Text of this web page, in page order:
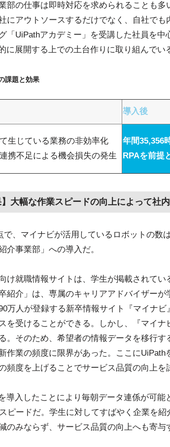
部の仕事は即時対応を求められることも
にアウトソースするだけでなく、自社でも
「UiPathアカデミー」を受講した社員を
に展開する上での土台作りに取り組んでい
課題と効果
導入後
生じている業務の非効率化
携不足による機会損失の発生
年間35,356
RPAを前提
】大幅な作業スピードの向上によって社
で、マイナビが活用しているロボットの数
介事業部」への導入だ。
け就職情報サイトは、学生が掲載されて
紹介」は、専属のキャリアアドバイザー
万人が登録する新卒情報サイト『マイナ
を受けることができる。しかし、『マイ
。そのため、希望者の情報データを移行
作業の頻度に限界があった。ここに
頻度を上げることでサービス品質の向上を
導入したことにより毎朝データ連係が可能
ピードだ。学生に対してすばやく企業を
のみならず、サービス品質の向上へも寄与